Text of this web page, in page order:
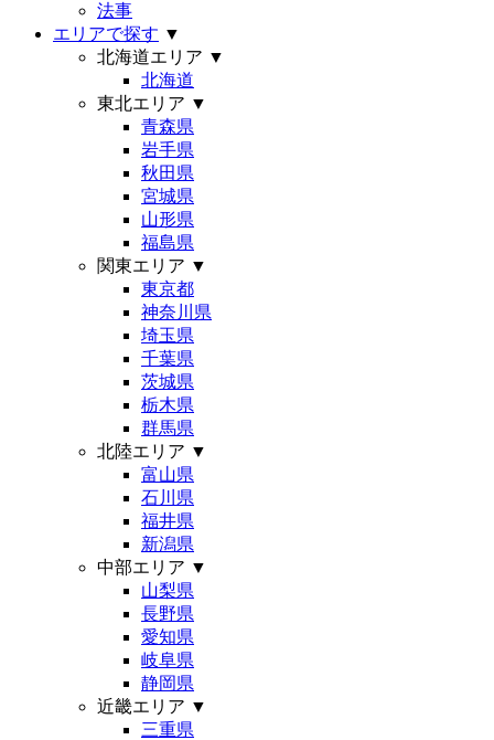
法事
エリアで探す ▼
北海道エリア ▼
北海道
東北エリア ▼
青森県
岩手県
秋田県
宮城県
山形県
福島県
関東エリア ▼
東京都
神奈川県
埼玉県
千葉県
茨城県
栃木県
群馬県
北陸エリア ▼
富山県
石川県
福井県
新潟県
中部エリア ▼
山梨県
長野県
愛知県
岐阜県
静岡県
近畿エリア ▼
三重県